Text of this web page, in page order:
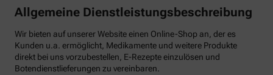
Allgemeine Dienstleistungsbeschreibung
Wir bieten auf unserer Website einen Online-Shop an, der es
Kunden u.a. ermöglicht, Medikamente und weitere Produkte
direkt bei uns vorzubestellen, E-Rezepte einzulösen und
Botendienstlieferungen zu vereinbaren.